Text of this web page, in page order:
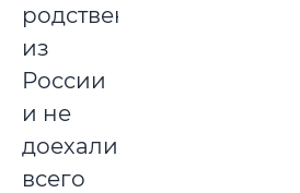
родственников
из
России
и не
доехали
всего